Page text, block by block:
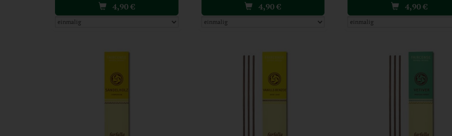
4,90€
4,90€
4,90€